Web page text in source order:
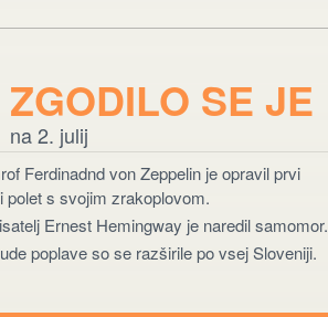
ZGODILO SE JE
na 2. julij
Ferdinadnd von Zeppelin je opravil prvi
polet s svojim zrakoplovom.
Ernest Hemingway je naredil samomor.
poplave so se razširile po vsej Sloveniji.